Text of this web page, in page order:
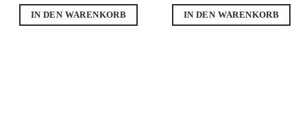
IN DEN WARENKORB IN DEN WARENKORB